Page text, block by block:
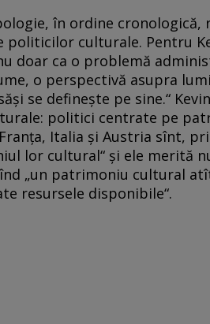
în ordine
politicilor culturale. Pentru
doar ca o problemă
o perspectivă asupra
se defineşte pe sine.“
politici centrate pe
Italia şi Austria sînt,
lor cultural“ şi ele merită
„un patrimoniu cultural
resursele disponibile“.